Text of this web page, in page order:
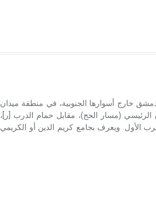
خارج أسوارها الجنوبية، في منطقة ميدان
(مسار الحج)، مقابل حمام الدرب [ر]،
الأول. ويعرف بجامع كريم الدين أو الكريمي